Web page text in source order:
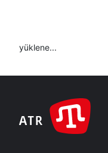
yüklene...